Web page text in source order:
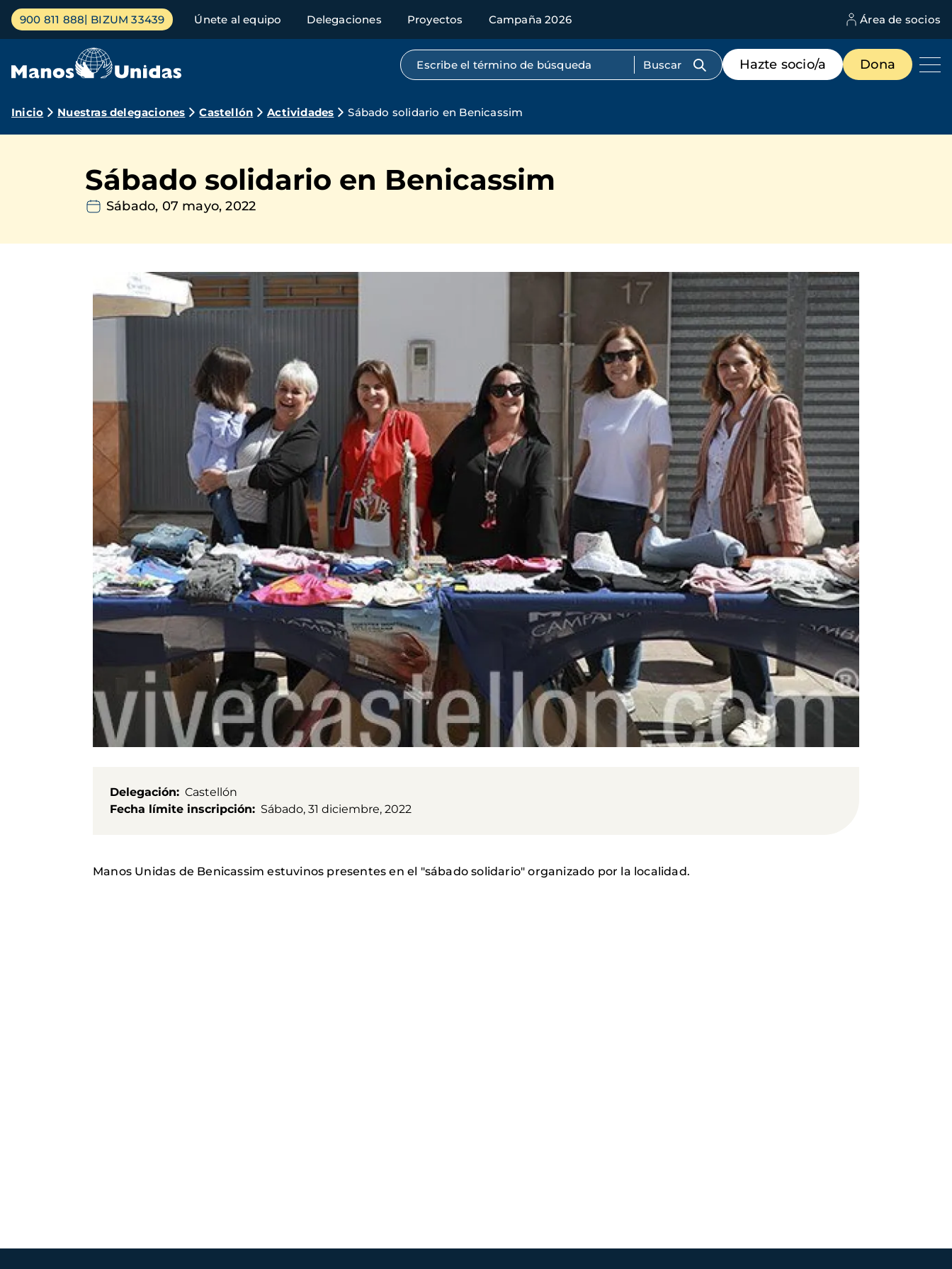
Pasar
contenido
Menú
principal
900 811 888 BIZUM 33439 Únete al equipo Delegaciones Proyectos Campaña 2026 Área de socios
Búsqueda por texto completo
Menú
de
destacados
Hazte socio/a Dona
Ruta
navegación
Inicio Nuestras delegaciones Castellón Actividades Sábado solidario en Benicassim
Sábado solidario en Benicassim
Sábado, 07 mayo, 2022
Delegación
Castellón
Fecha límite inscripción
Sábado, 31 diciembre, 2022
Manos Unidas de Benicassim estuvinos presentes en el "sábado solidario" organizado por la localidad.